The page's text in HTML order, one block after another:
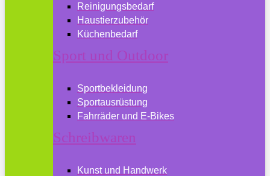
Reinigungsbedarf
Haustierzubehör
Küchenbedarf
Sport und Outdoor
Sportbekleidung
Sportausrüstung
Fahrräder und E-Bikes
Schreibwaren
Kunst und Handwerk